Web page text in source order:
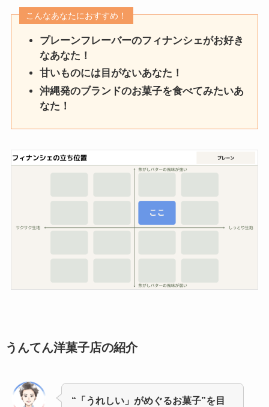
こんなあなたにおすすめ！
プレーンフレーバーのフィナンシェがお好き
なあなた！
甘いものには目がないあなた！
沖縄発のブランドのお菓子を食べてみたいあ
なた！
うんてん洋菓子店の紹介
“「うれしい」がめぐるお菓子”を目